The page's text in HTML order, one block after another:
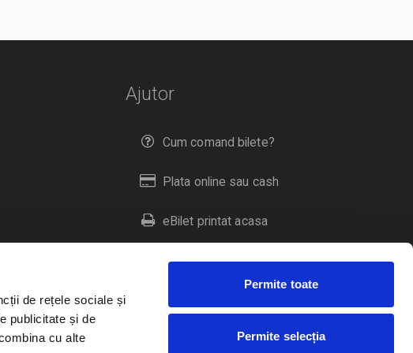
de rețele sociale și
publicitate și de
cu alte
Permite toate
Permite selecția
Ajutor
Cum comand bilete?
Plata online sau cash
eBilet printat acasa
Livrare prin curier
Duplicare bilete